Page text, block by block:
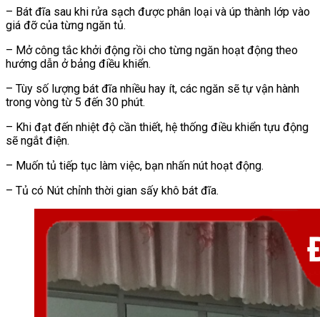
– Bát đĩa sau khi rửa sạch được phân loại và úp thành lớp vào
giá đỡ của từng ngăn tủ.
– Mở công tắc khởi động rồi cho từng ngăn hoạt động theo
hướng dẫn ở bảng điều khiển.
– Tùy số lượng bát đĩa nhiều hay ít, các ngăn sẽ tự vận hành
trong vòng từ 5 đến 30 phút.
– Khi đạt đến nhiệt độ cần thiết, hệ thống điều khiển tựu động
sẽ ngắt điện.
– Muốn tủ tiếp tục làm việc, bạn nhấn nút hoạt động.
– Tủ có Nút chỉnh thời gian sấy khô bát đĩa.